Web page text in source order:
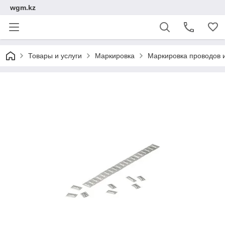
wgm.kz
Товары и услуги Маркировка Маркировка проводов